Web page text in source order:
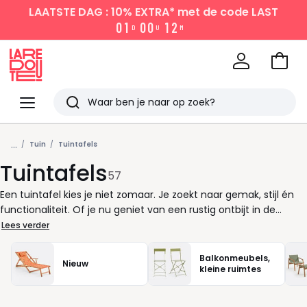
LAATSTE DAG : 10% EXTRA* met de code LAST
01 D 00 U 1 2 M
Menu
Redoute
Zoeken
Laatst
bekeken
Naar
... Tuin Tuintafels
Tuintafels57
Een tuintafel kies je niet zomaar. Je zoekt naar gemak, stijl én
functionaliteit. Of je nu geniet van een rustig ontbijt in de
ochtendzon of een uitgebreid diner met vrienden organiseert,
de juiste tafel maakt elk moment aangenamer. Rond of
rechthoekig? Groot of compact? Elke tuin verdient een
passende oplossing. Voor een intiem balkon kan een kleine
ronde tuintafel al voldoende zijn. Heb je meer ruimte, denk dan
Lees verder
Nieuw
Balkonmeubels,
kleine ruimtes